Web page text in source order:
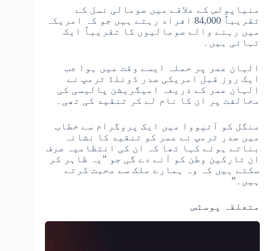
منیاپولس کے علاقے میں صومالی نسل کے
تقریباً 84,000 افراد رہتے ہیں جو کہ امریکہ
میں رہنے والے صومالیوں کا تقریباً ایک
تہائی ہیں۔
الہان عمر پر حملہ ایسے وقت میں ہوا جب
ایک روز قبل امریکی صدر ڈونلڈ ٹرمپ نے
الہان عمر کے ذریعہ امیگریشن پالیسی کی
مخالفت پر ان کا نام لے کر تنقید کی تھی۔
منگل کو آئیووا میں ایک پروگرام سے خطاب
میں صدر ٹرمپ نے عمر کو تنقید کا نشانہ
بناتے ہوئے کہا تھا کہ ان کی انتظامیہ صرف
ان تارکین وطن کو آنے دے گی جو "یہ ظاہر کر
سکتے ہیں کہ وہ ہمارے ملک سے محبت کرتے
ہیں۔”
متعلقہ پوسٹس